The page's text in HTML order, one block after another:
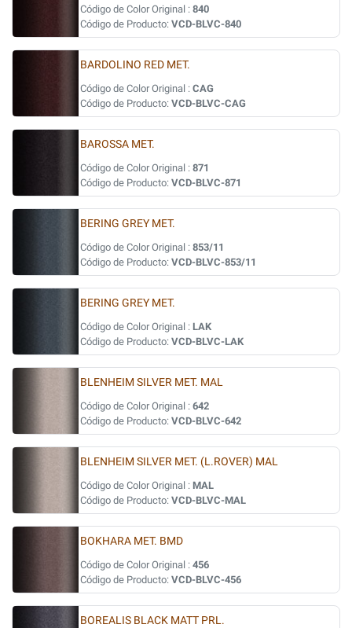
Código de Color Original : 840
Código de Producto: VCD-BLVC-840
BARDOLINO RED MET.
Código de Color Original : CAG
Código de Producto: VCD-BLVC-CAG
BAROSSA MET.
Código de Color Original : 871
Código de Producto: VCD-BLVC-871
BERING GREY MET.
Código de Color Original : 853/11
Código de Producto: VCD-BLVC-853/11
BERING GREY MET.
Código de Color Original : LAK
Código de Producto: VCD-BLVC-LAK
BLENHEIM SILVER MET. MAL
Código de Color Original : 642
Código de Producto: VCD-BLVC-642
BLENHEIM SILVER MET. (L.ROVER) MAL
Código de Color Original : MAL
Código de Producto: VCD-BLVC-MAL
BOKHARA MET. BMD
Código de Color Original : 456
Código de Producto: VCD-BLVC-456
BOREALIS BLACK MATT PRL.